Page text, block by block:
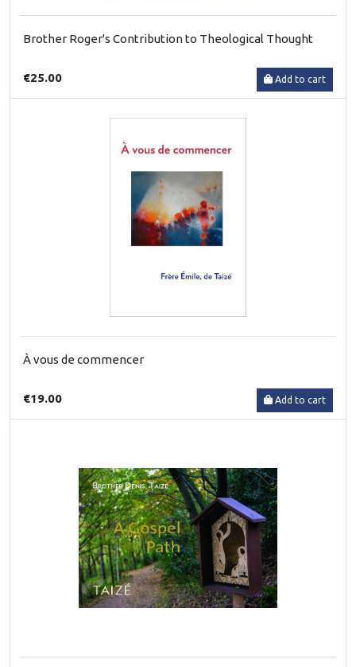
Brother Roger's Contribution to Theological Thought
€25.00 Add to cart
À vous de commencer
€19.00 Add to cart